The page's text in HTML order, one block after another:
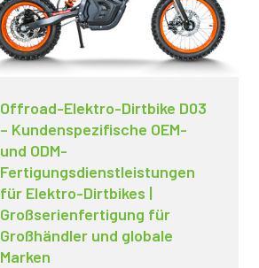
Offroad-Elektro-Dirtbike D03
– Kundenspezifische OEM-
und ODM-
Fertigungsdienstleistungen
für Elektro-Dirtbikes |
Großserienfertigung für
Großhändler und globale
Marken